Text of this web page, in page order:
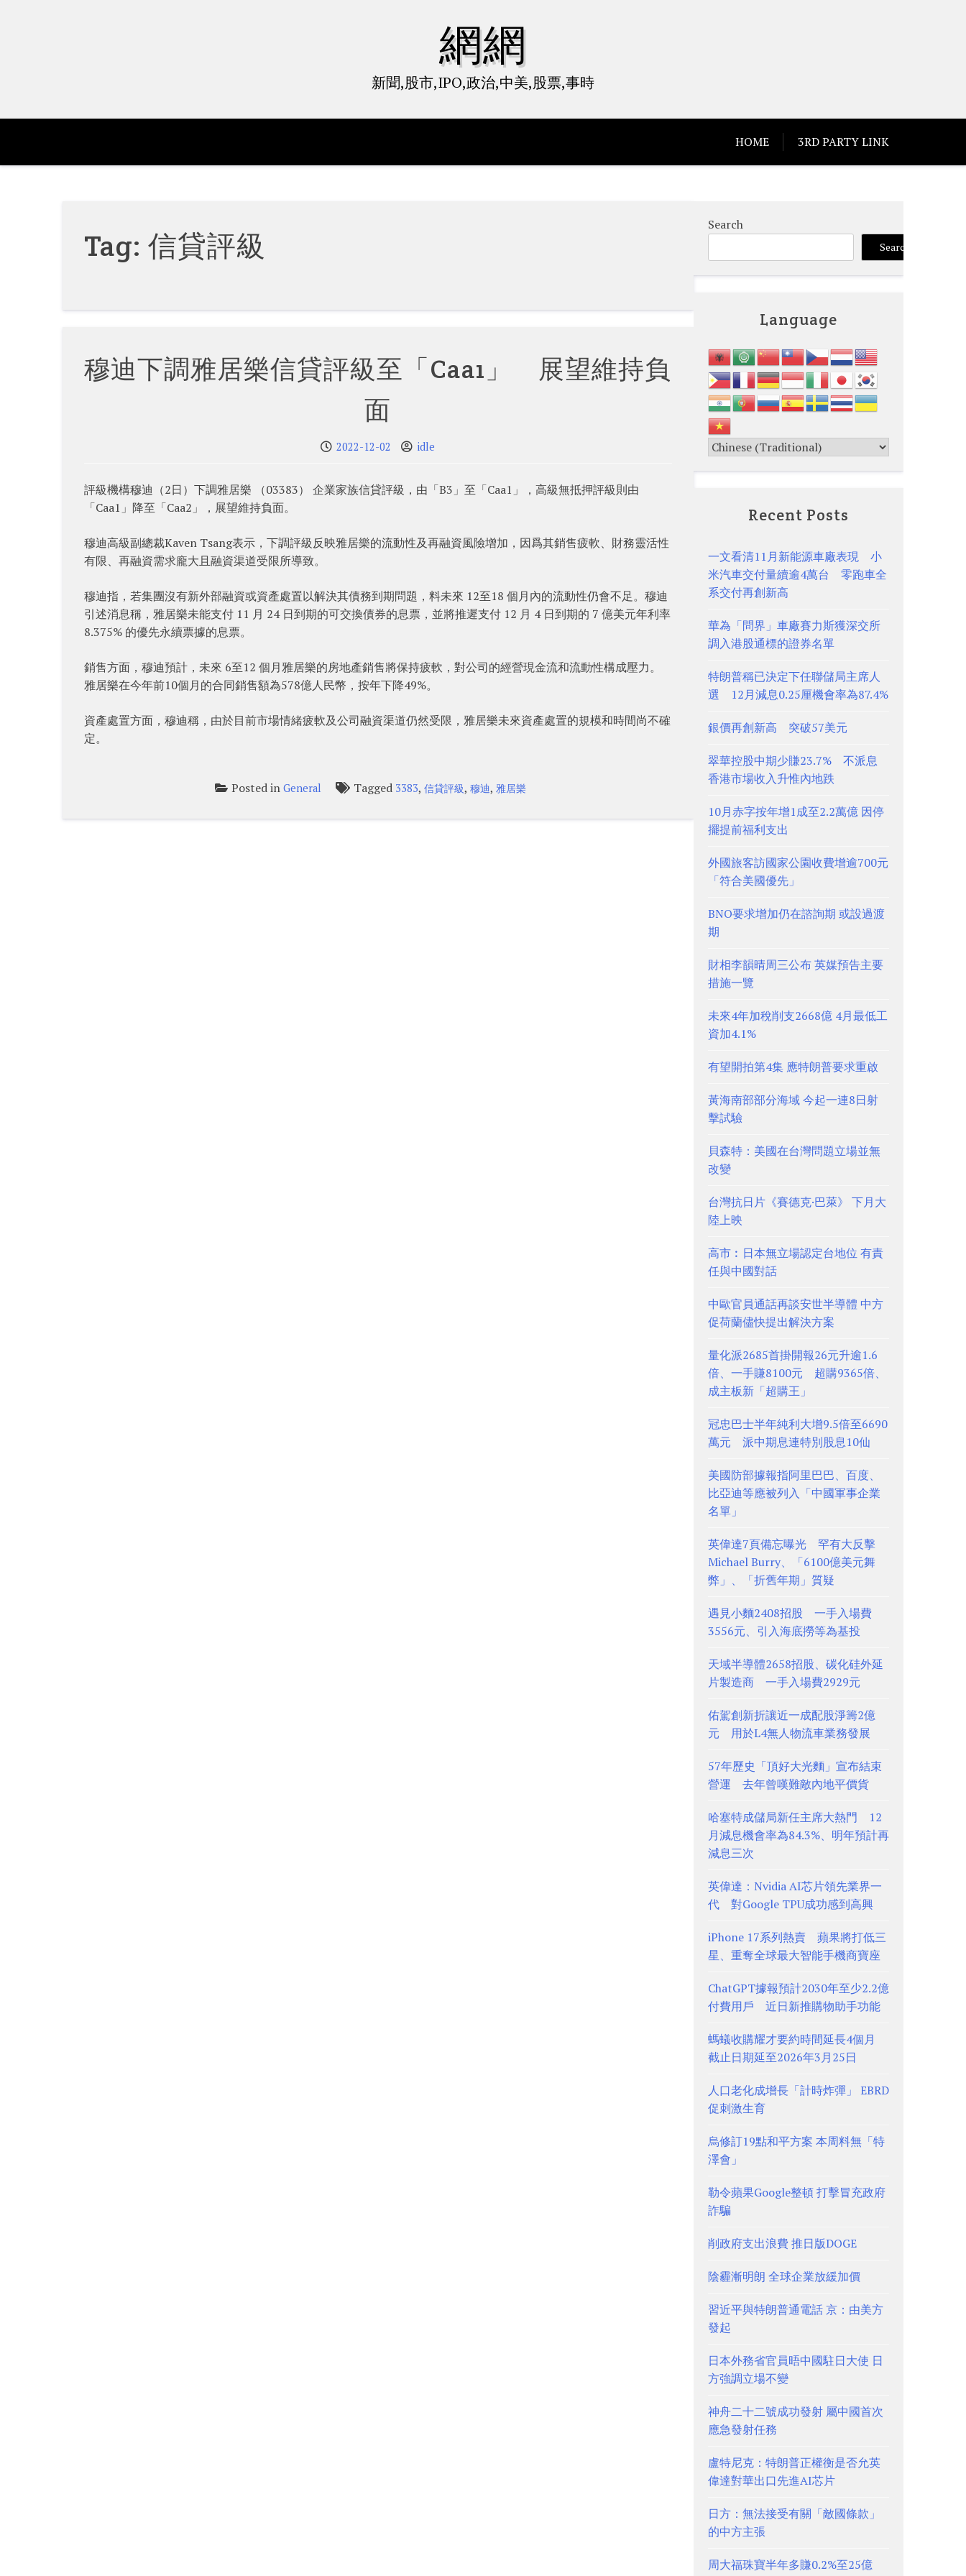
網網
新聞,股市,IPO,政治,中美,股票,事時
HOME 3RD PARTY LINK
Tag: 信貸評級
穆迪下調雅居樂信貸評級至「Caa1」 展望維持負
面
2022-12-02 idle
評級機構穆迪（2日）下調雅居樂 （03383） 企業家族信貸評級，由「B3」至「Caa1」，高級無抵押評級則由
「Caa1」降至「Caa2」，展望維持負面。
穆迪高級副總裁Kaven Tsang表示，下調評級反映雅居樂的流動性及再融資風險增加，因爲其銷售疲軟、財務靈活性
有限、再融資需求龐大且融資渠道受限所導致。
穆迪指，若集團沒有新外部融資或資產處置以解決其債務到期問題，料未來 12至18 個月內的流動性仍會不足。穆迪
引述消息稱，雅居樂未能支付 11 月 24 日到期的可交換債券的息票，並將推遲支付 12 月 4 日到期的 7 億美元年利率
8.375% 的優先永續票據的息票。
銷售方面，穆迪預計，未來 6至12 個月雅居樂的房地產銷售將保持疲軟，對公司的經營現金流和流動性構成壓力。
雅居樂在今年前10個月的合同銷售額為578億人民幣，按年下降49%。
資產處置方面，穆迪稱，由於目前市場情緒疲軟及公司融資渠道仍然受限，雅居樂未來資產處置的規模和時間尚不確
定。
Posted inGeneral Tagged 3383,信貸評級,穆迪,雅居樂
Search
Search
Language
Recent Posts
一文看清11月新能源車廠表現 小
米汽車交付量續逾4萬台 零跑車全
系交付再創新高
華為「問界」車廠賽力斯獲深交所
調入港股通標的證券名單
特朗普稱已決定下任聯儲局主席人
選 12月減息0.25厘機會率為87.4%
銀價再創新高 突破57美元
翠華控股中期少賺23.7% 不派息
香港市場收入升惟內地跌
10月赤字按年增1成至2.2萬億 因停
擺提前福利支出
外國旅客訪國家公園收費增逾700元
「符合美國優先」
BNO要求增加仍在諮詢期 或設過渡
期
財相李韻晴周三公布 英媒預告主要
措施一覽
未來4年加稅削支2668億 4月最低工
資加4.1%
有望開拍第4集 應特朗普要求重啟
黃海南部部分海域 今起一連8日射
擊試驗
貝森特：美國在台灣問題立場並無
改變
台灣抗日片《賽德克·巴萊》 下月大
陸上映
高市︰日本無立場認定台地位 有責
任與中國對話
中歐官員通話再談安世半導體 中方
促荷蘭儘快提出解決方案
量化派2685首掛開報26元升逾1.6
倍、一手賺8100元 超購9365倍、
成主板新「超購王」
冠忠巴士半年純利大增9.5倍至6690
萬元 派中期息連特別股息10仙
美國防部據報指阿里巴巴、百度、
比亞迪等應被列入「中國軍事企業
名單」
英偉達7頁備忘曝光 罕有大反擊
Michael Burry、「6100億美元舞
弊」、「折舊年期」質疑
遇見小麵2408招股 一手入場費
3556元、引入海底撈等為基投
天域半導體2658招股、碳化硅外延
片製造商 一手入場費2929元
佑駕創新折讓近一成配股淨籌2億
元 用於L4無人物流車業務發展
57年歷史「頂好大光麵」宣布結束
營運 去年曾嘆難敵內地平價貨
哈塞特成儲局新任主席大熱門 12
月減息機會率為84.3%、明年預計再
減息三次
英偉達：Nvidia AI芯片領先業界一
代 對Google TPU成功感到高興
iPhone 17系列熱賣 蘋果將打低三
星、重奪全球最大智能手機商寶座
ChatGPT據報預計2030年至少2.2億
付費用戶 近日新推購物助手功能
螞蟻收購耀才要約時間延長4個月
截止日期延至2026年3月25日
人口老化成增長「計時炸彈」 EBRD
促刺激生育
烏修訂19點和平方案 本周料無「特
澤會」
勒令蘋果Google整頓 打擊冒充政府
詐騙
削政府支出浪費 推日版DOGE
陰霾漸明朗 全球企業放緩加價
習近平與特朗普通電話 京：由美方
發起
日本外務省官員晤中國駐日大使 日
方強調立場不變
神舟二十二號成功發射 屬中國首次
應急發射任務
盧特尼克：特朗普正權衡是否允英
偉達對華出口先進AI芯片
日方：無法接受有關「敵國條款」
的中方主張
周大福珠寶半年多賺0.2%至25億